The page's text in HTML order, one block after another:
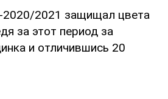
2020/2021 защищал цвета
за этот период за
и отличившись 20